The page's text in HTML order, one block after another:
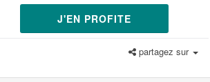
J'EN PROFITE
partagez sur